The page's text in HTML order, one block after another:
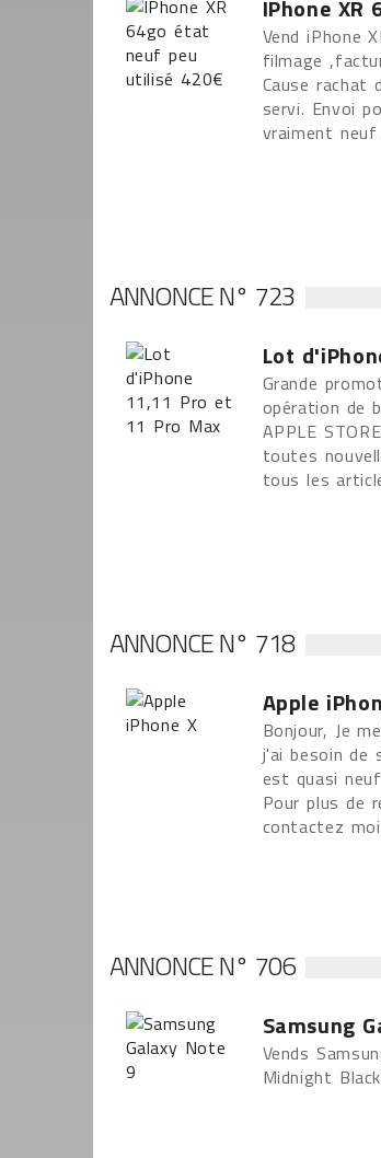
IPhone
Vend iPhone
filmage
Cause rachat
servi. Envoi
vraiment
ANNONCE N° 723
Lot
Grande
opération de
APPLE
toutes
tous les
ANNONCE N° 718
Apple
Bonjour, Je
j'ai besoin de
est quasi
Pour plus de
contactez
ANNONCE N° 706
Samsung
Vends
Midnight